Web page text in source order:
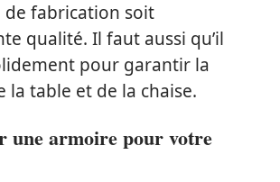
de fabrication soit
qualité. Il faut aussi qu’il
pour garantir la
la table et de la chaise.
une armoire pour votre